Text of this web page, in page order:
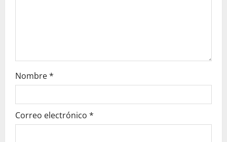
Nombre*
Correo electrónico *